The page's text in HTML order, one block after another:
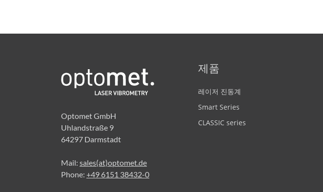
Optomet GmbH
Uhlandstraße 9
64297 Darmstadt
Mail: sales(at)optomet.de
Phone: +49 6151 38432-0
제품
레이저 진동계
Smart Series
CLASSIC series